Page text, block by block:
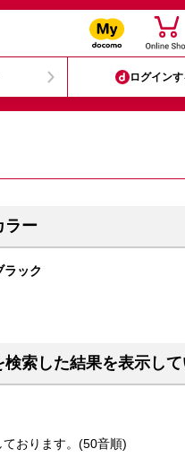
ログインす
ラー
ック
索した結果を表示し
おります。(50音順)